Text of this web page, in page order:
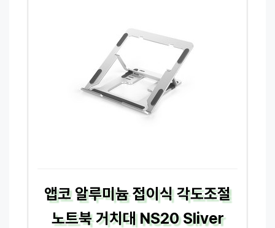
앱코 알루미늄 접이식 각도조절
노트북 거치대 NS20 Sliver